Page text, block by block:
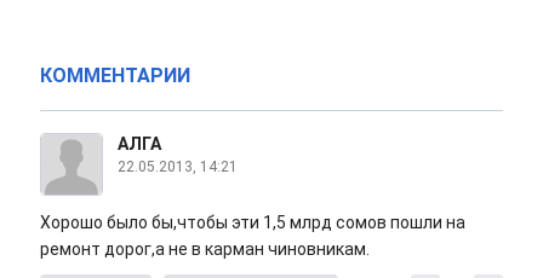
КОММЕНТАРИИ
АЛГА
22.05.2013, 14:21
Хорошо было бы,чтобы эти 1,5 млрд сомов пошли на
ремонт дорог,а не в карман чиновникам.